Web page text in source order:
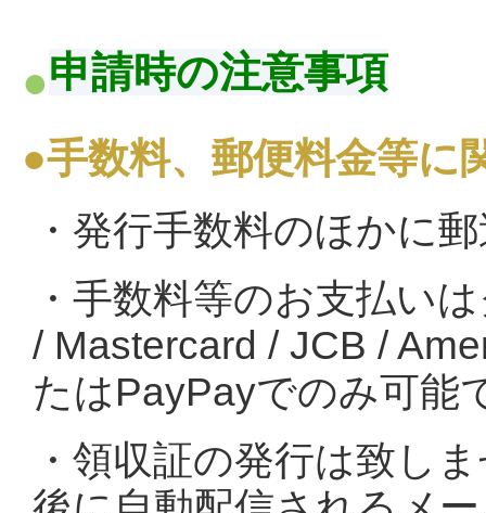
申請時の注意事項
●手数料、郵便料金等に
・発行手数料のほかに
・手数料等のお支払い
/ Mastercard / JCB /
たはPayPayでのみ可能
・領収証の発行は致し